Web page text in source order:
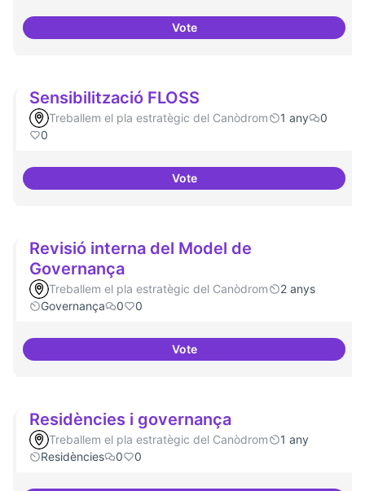
VoteServei estable de migració al
Sensibilització FLOSS
Treballem el pla estratègic del Canòdrom 1 any
0
0
VoteSensibilització FLOSS
Revisió interna del Model de
Governança
Treballem el pla estratègic del Canòdrom
2 anys
Governança
0 0
VoteRevisió interna del Model de
Residències i governança
Treballem el pla estratègic del Canòdrom
1 any
Residències
0 0